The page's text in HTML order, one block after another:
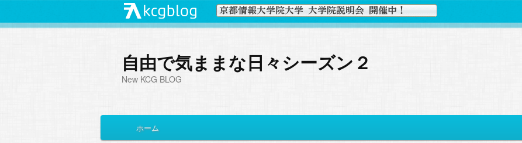
自由で気ままな日々シーズン２
New KCG BLOG
イ
メ
サ
ホーム